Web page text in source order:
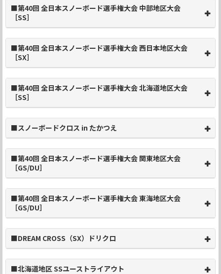
■第40回 全日本スノーボード選手権大会 中部地区大会
［SS］
■第40回 全日本スノーボード選手権大会 西日本地区大会
［SX］
■第40回 全日本スノーボード選手権大会 北海道地区大会
［SS］
■スノーボードクロス in たかつえ
■第40回 全日本スノーボード選手権大会 関東地区大会
［GS/DU］
■第40回 全日本スノーボード選手権大会 東海地区大会
［GS/DU］
■DREAM CROSS（SX）ドリクロ
■北海道地区 SSユーストライアウト